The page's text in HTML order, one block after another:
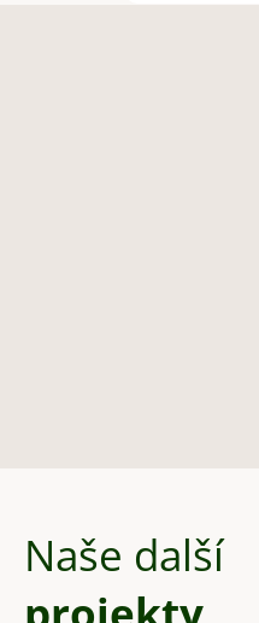
Naše další